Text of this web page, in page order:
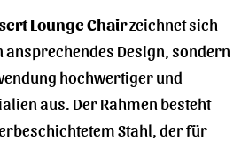
Lounge Chairzeichnet sich
Design, sondern
hochwertiger und
aus. Der Rahmen besteht
Stahl, der für